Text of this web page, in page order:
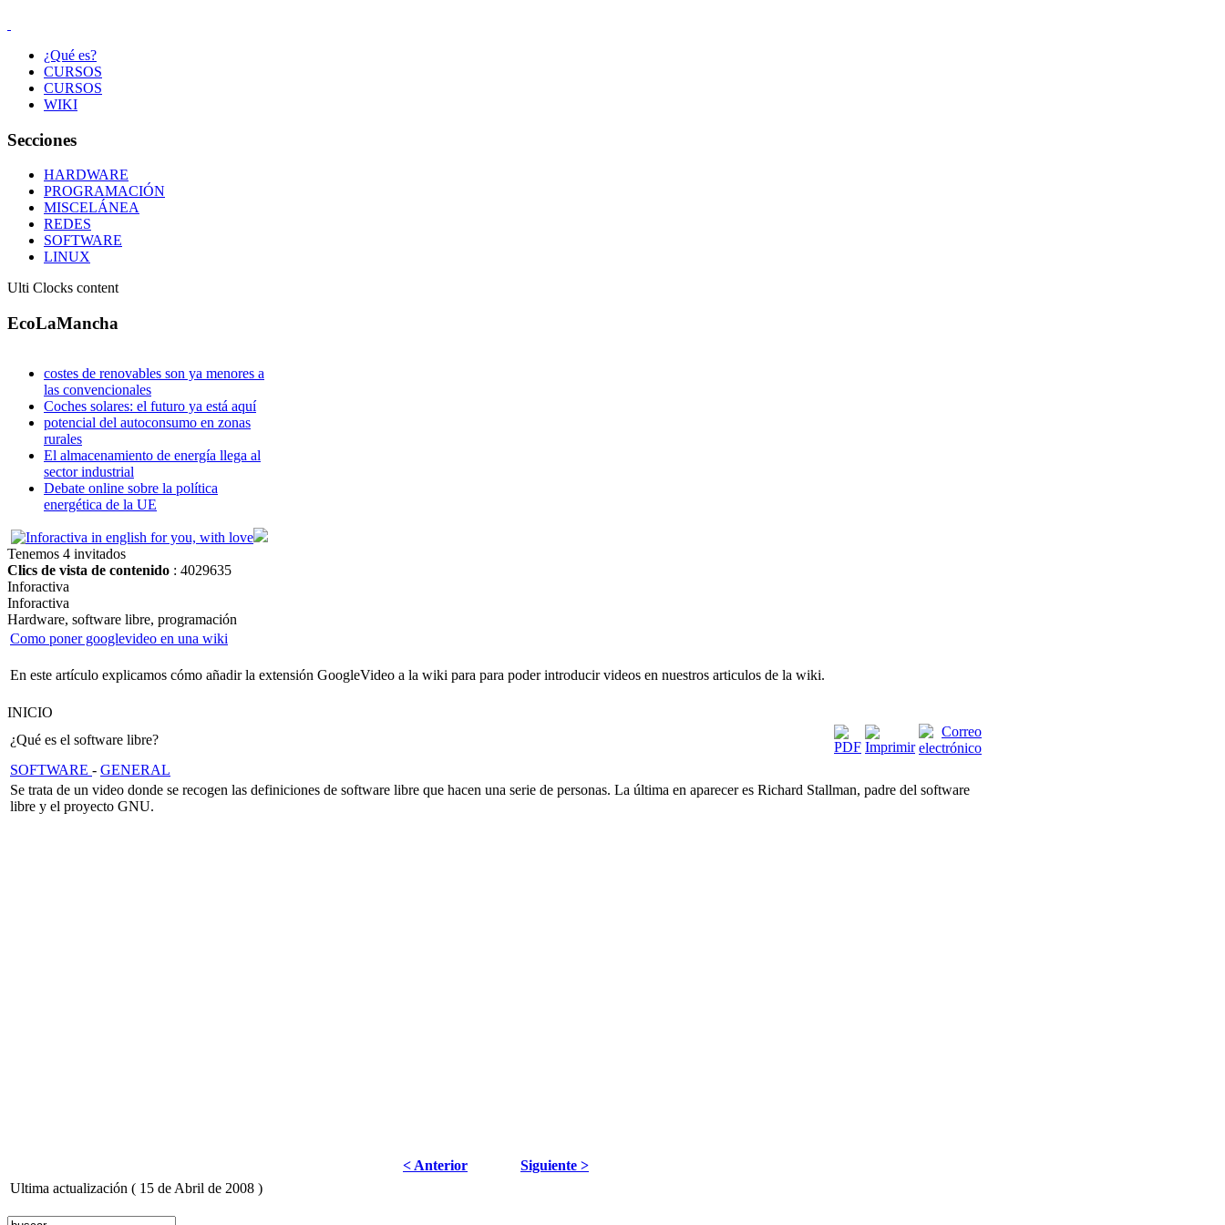
¿Qué es?
CURSOS
CURSOS
WIKI
Secciones
HARDWARE
PROGRAMACIÓN
MISCELÁNEA
REDES
SOFTWARE
LINUX
Ulti Clocks content
EcoLaMancha
costes de renovables son ya menores a
las convencionales
Coches solares: el futuro ya está aquí
potencial del autoconsumo en zonas
rurales
El almacenamiento de energía llega al
sector industrial
Debate online sobre la política
energética de la UE
Tenemos 4 invitados
Clics de vista de contenido : 4029635
Inforactiva
Inforactiva
Hardware, software libre, programación
Como poner googlevideo en una wiki
En este artículo explicamos cómo añadir la extensión GoogleVideo a la wiki para para poder introducir videos en nuestros articulos de la wiki.
INICIO
¿Qué es el software libre?
SOFTWARE - GENERAL
Se trata de un video donde se recogen las definiciones de software libre que hacen una serie de personas. La última en aparecer es Richard Stallman, padre del software
libre y el proyecto GNU.
< Anterior
Siguiente >
Ultima actualización ( 15 de Abril de 2008 )